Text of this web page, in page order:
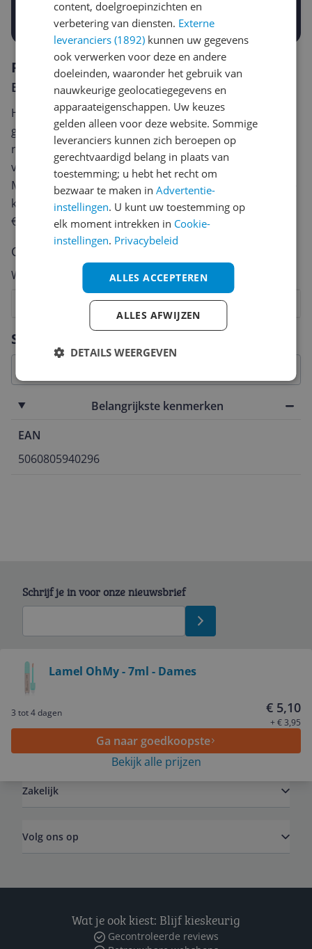
Prijsalert aanzetten
Specificaties
Belangrijkste kenmerken
EAN
5060805940296
Reviews
Er zijn nog geen reviews geschreven
Heb jij dit product in bezit en wil je graag je mening
geven? Start dan hieronder met het schrijven van je
review. Afhankelijk van de details duurt het schrijven
van een review gemiddeld tussen de 3 en 10 minuten.
Met jouw mening help je andere bezoekers een betere
keuze te maken én maak je iedere maand kans op
€250,-!
Klik hier voor de actievoorwaarden.
Cijfer
Welk cijfer geef jij dit product?
8
7
6
5
4
Vraag 1 van 4
Lamel OhMy - 7ml - Dames
3 tot 4 dagen € 5,10
+ € 3,95
Ga naar goedkoopste
Bekijk alle prijzen
Schrijf je in voor onze nieuwsbrief
Zakelijk
Volg ons op
Wat je ook kiest: Blijf kieskeurig
Gecontroleerde reviews
content, doelgroepinzichten en
verbetering van diensten. Externe
leveranciers (1892) kunnen uw gegevens
ook verwerken voor deze en andere
doeleinden, waaronder het gebruik van
nauwkeurige geolocatiegegevens en
apparaateigenschappen. Uw keuzes
gelden alleen voor deze website. Sommige
leveranciers kunnen zich beroepen op
gerechtvaardigd belang in plaats van
toestemming; u hebt het recht om
bezwaar te maken inAdvertentie-
instellingen. U kunt uw toestemming op
elk moment intrekken in Cookie-
instellingen. Privacybeleid
ALLES ACCEPTEREN
ALLES AFWIJZEN
DETAILS WEERGEVEN